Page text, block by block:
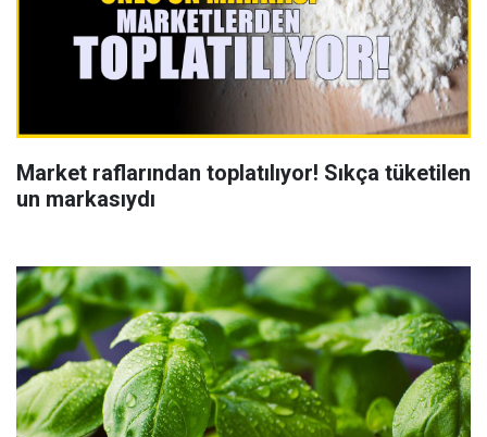
Market raflarından toplatılıyor! Sıkça tüketilen
un markasıydı